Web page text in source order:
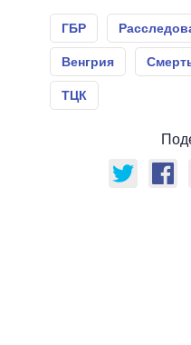
ГБР
Венгрия
ТЦК